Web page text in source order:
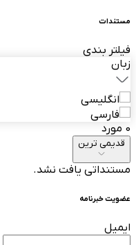
مستندات
فیلتر بندی
زبان
انگلیسی
فارسی
0 مورد
قدیمی ترین
مستنداتی یافت نشد.
عضویت خبرنامه
ایمیل